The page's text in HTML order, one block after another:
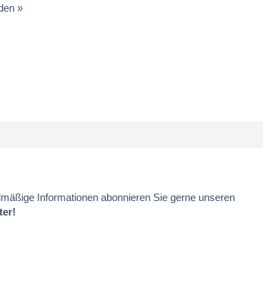
Informationen abonnieren Sie gerne unseren